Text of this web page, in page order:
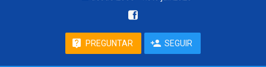
PREGUNTAR SEGUIR